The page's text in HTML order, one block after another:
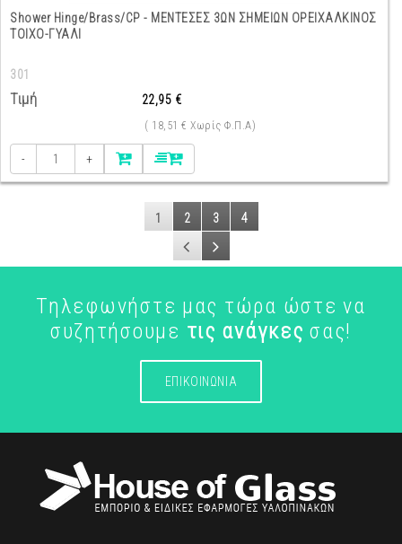
Shower Hinge/Brass/CP - ΜΕΝΤΕΣΕΣ 3ΩΝ ΣΗΜΕΙΩΝ ΟΡΕΙΧΑΛΚΙΝΟΣ
ΤΟΙΧΟ-ΓΥΑΛΙ
301
Τιμή 22,95 €
( 18,51 € Χωρίς Φ.Π.Α)
- +
1 2 3 4
Τηλεφωνήστε μας τώρα ώστε να
συζητήσουμε τις ανάγκεςσας!
ΕΠΙΚΟΙΝΩΝΙΑ